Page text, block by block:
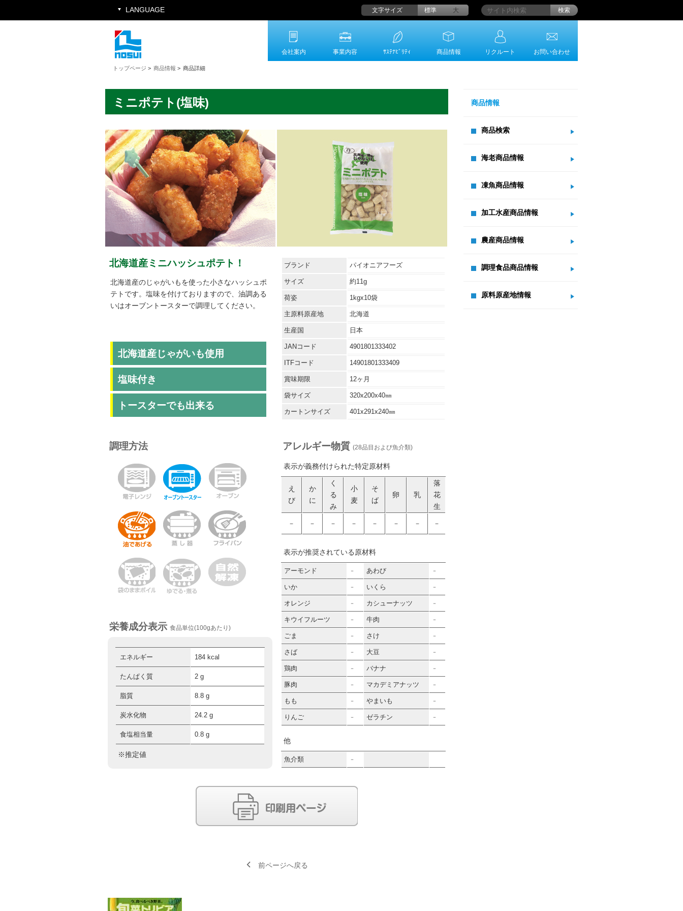
会社案内 事業内容 ｻｽﾃﾅﾋﾞﾘﾃｨ 商品情報 リクルート お問い合わせ
トップページ > 商品情報 > 商品詳細
商品情報
商品検索
海老商品情報
凍魚商品情報
加工水産商品情報
農産商品情報
調理食品商品情報
原料原産地情報
ミニポテト(塩味)
北海道産ミニハッシュポテト！
北海道産のじゃがいもを使った小さなハッシュポ
テトです。塩味を付けておりますので、油調ある
いはオーブントースターで調理してください。
北海道産じゃがいも使用
塩味付き
トースターでも出来る
ブランド パイオニアフーズ
サイズ 約11g
荷姿 1kgx10袋
主原料原産地 北海道
生産国 日本
JANコード 4901801333402
ITFコード 14901801333409
賞味期限 12ヶ月
袋サイズ 320x200x40㎜
カートンサイズ 401x291x240㎜
調理方法
栄養成分表示 食品単位(100gあたり)
エネルギー 184 kcal
たんぱく質 2 g
脂質 8.8 g
炭水化物 24.2 g
食塩相当量 0.8 g
※推定値
アレルギー物質 (28品目および魚介類)
表示が義務付けられた特定原材料
え
び
か
に
く
る
み
小
麦
そ
ば
卵 乳
落
花
生
－ － － － － － － －
表示が推奨されている原材料
アーモンド － あわび －
いか － いくら －
オレンジ － カシューナッツ －
キウイフルーツ － 牛肉 －
ごま － さけ －
さば － 大豆 －
鶏肉 － バナナ －
豚肉 － マカデミアナッツ －
もも － やまいも －
りんご － ゼラチン －
他
魚介類 －
前ページへ戻る
検索
文字サイズ 大
標準
LANGUAGE